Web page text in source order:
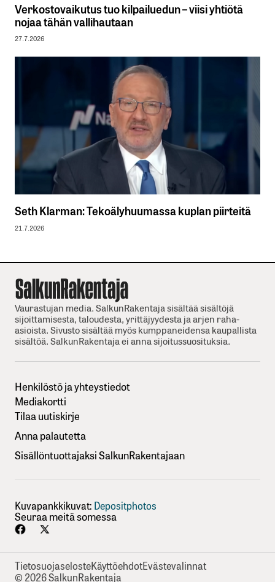
Verkostovaikutus tuo kilpailuedun – viisi yhtiötä
nojaa tähän vallihautaan
27.7.2026
Seth Klarman: Tekoälyhuumassa kuplan piirteitä
21.7.2026
Vaurastujan media. SalkunRakentaja sisältää sisältöjä
sijoittamisesta, taloudesta, yrittäjyydesta ja arjen raha-
asioista. Sivusto sisältää myös kumppaneidensa kaupallista
sisältöä. SalkunRakentaja ei anna sijoitussuosituksia.
Henkilöstö ja yhteystiedot
Mediakortti
Tilaa uutiskirje
Anna palautetta
Sisällöntuottajaksi SalkunRakentajaan
Kuvapankkikuvat: Depositphotos
Seuraa meitä somessa
TietosuojaselosteKäyttöehdotEvästevalinnat
© 2026 SalkunRakentaja